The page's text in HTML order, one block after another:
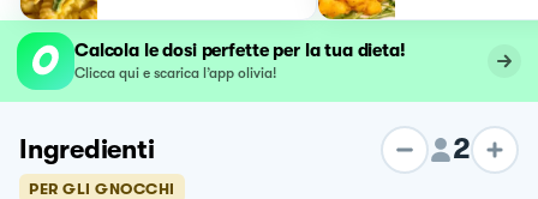
Calcola le dosi perfette per la tua dieta!
Clicca qui e scarica l’app olivia!
Ingredienti 2
PER GLI GNOCCHI